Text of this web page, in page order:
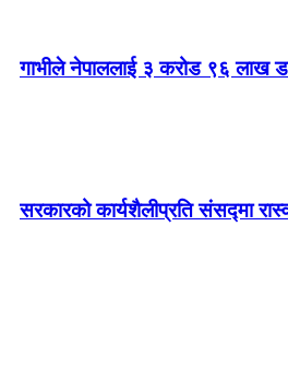
गाभीले नेपाललाई ३ करोड ९६ लाख
सरकारको कार्यशैलीप्रति संसद्‍मा